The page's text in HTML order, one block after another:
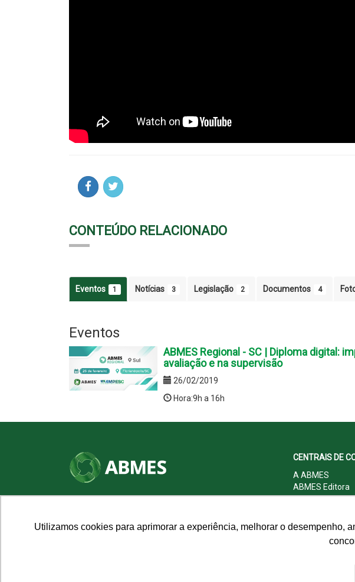
Utilizamos cookies para aprimorar a experiência, melhorar o desempenho,
CONTEÚDO RELACIONADO
Eventos 1 Notícias 3 Legislação 2 Documentos 4
Eventos
ABMES Regional - SC | Diploma digital:
avaliação e na supervisão
26/02/2019
Hora:9h a 16h
CEP: 70.701-060 - Asa Norte, Brasília/DF
CENTRAIS DE
A ABMES
ABMES Editora
ABMES LInC
Central do
© 2009 - 2026